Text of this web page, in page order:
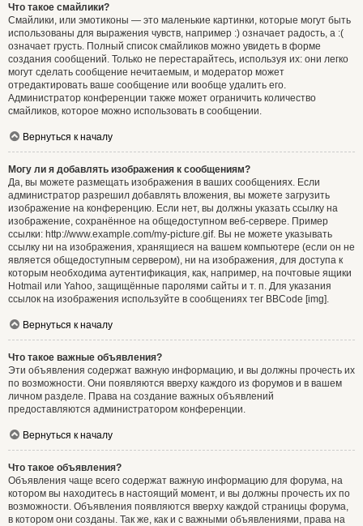
Что такое смайлики?
Смайлики, или эмотиконы — это маленькие картинки, которые могут быть
использованы для выражения чувств, например :) означает радость, а :(
означает грусть. Полный список смайликов можно увидеть в форме
создания сообщений. Только не перестарайтесь, используя их: они легко
могут сделать сообщение нечитаемым, и модератор может
отредактировать ваше сообщение или вообще удалить его.
Администратор конференции также может ограничить количество
смайликов, которое можно использовать в сообщении.
Вернуться к началу
Могу ли я добавлять изображения к сообщениям?
Да, вы можете размещать изображения в ваших сообщениях. Если
администратор разрешил добавлять вложения, вы можете загрузить
изображение на конференцию. Если нет, вы должны указать ссылку на
изображение, сохранённое на общедоступном веб-сервере. Пример
ссылки: http://www.example.com/my-picture.gif. Вы не можете указывать
ссылку ни на изображения, хранящиеся на вашем компьютере (если он не
является общедоступным сервером), ни на изображения, для доступа к
которым необходима аутентификация, как, например, на почтовые ящики
Hotmail или Yahoo, защищённые паролями сайты и т. п. Для указания
ссылок на изображения используйте в сообщениях тег BBCode [img].
Вернуться к началу
Что такое важные объявления?
Эти объявления содержат важную информацию, и вы должны прочесть их
по возможности. Они появляются вверху каждого из форумов и в вашем
личном разделе. Права на создание важных объявлений
предоставляются администратором конференции.
Вернуться к началу
Что такое объявления?
Объявления чаще всего содержат важную информацию для форума, на
котором вы находитесь в настоящий момент, и вы должны прочесть их по
возможности. Объявления появляются вверху каждой страницы форума,
в котором они созданы. Так же, как и с важными объявлениями, права на